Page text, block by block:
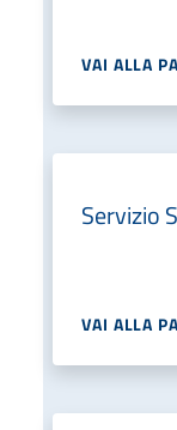
VAI ALLA
Servizio
VAI ALLA